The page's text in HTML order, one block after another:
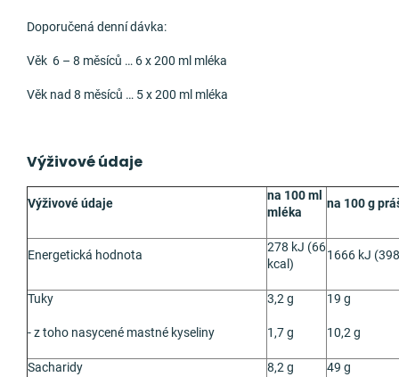
Doporučená denní dávka:
Věk 6 – 8 měsíců … 6 x 200 ml mléka
Věk nad 8 měsíců … 5 x 200 ml mléka
Výživové údaje
Výživové údaje
na 100 ml
mléka
na 100 g
Energetická hodnota
278 kJ (66
kcal)
1666 kJ
Tuky
-z toho nasycené mastné kyseliny
3,2 g
1,7 g
19 g
10,2 g
Sacharidy 8,2 g 49 g